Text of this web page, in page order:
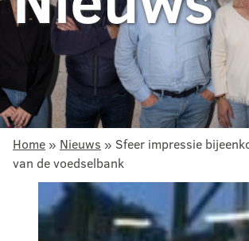
Home » Nieuws » Sfeer impressie
van de voedselbank